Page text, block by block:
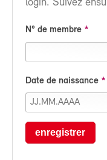
login. Suivez
N° de membre
Date de naissance
enregistrer